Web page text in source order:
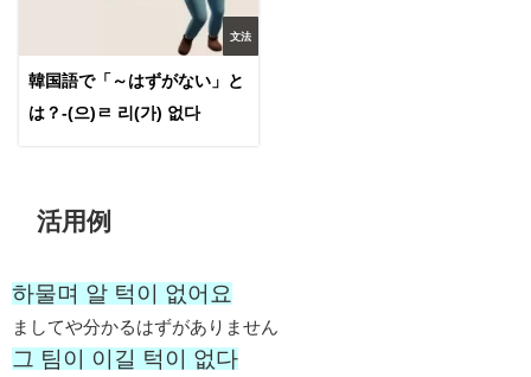
文法
韓国語で「～はずがない」と
は？-(으)ㄹ 리(가) 없다
活用例
하물며 알 턱이 없어요
ましてや分かるはずがありません
그 팀이 이길 턱이 없다